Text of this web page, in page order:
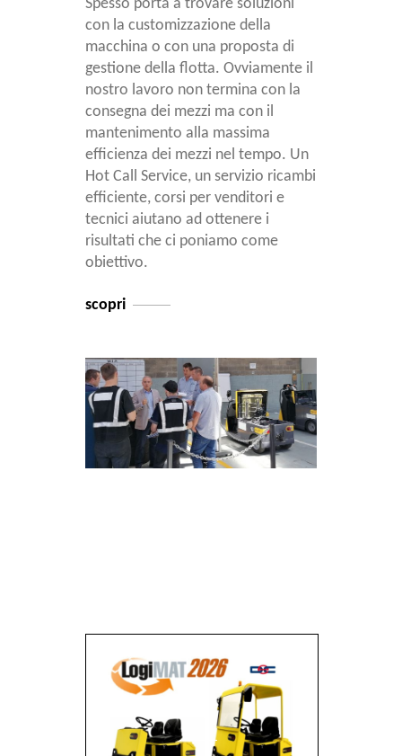
Spesso porta a trovare soluzioni
con la customizzazione della
macchina o con una proposta di
gestione della flotta. Ovviamente il
nostro lavoro non termina con la
consegna dei mezzi ma con il
mantenimento alla massima
efficienza dei mezzi nel tempo. Un
Hot Call Service, un servizio ricambi
efficiente, corsi per venditori e
tecnici aiutano ad ottenere i
risultati che ci poniamo come
obiettivo.
scopri